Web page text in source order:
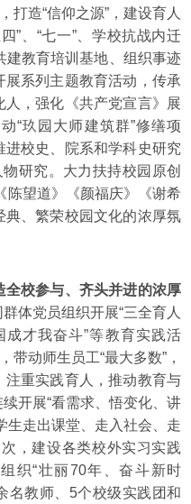
打造“信仰之源”，建设育人
”、“七一”、学校抗战内迁
建教育培训基地、组织事迹
系列主题教育活动，传承
，强化《共产党宣言》展
“玖园大师建筑群”修缮项
进校史、院系和学科史研究
研究。大力扶持校园原创
陈望道》《颜福庆》《谢希
、繁荣校园文化的浓厚氛
校参与、齐头并进的浓厚
体党员组织开展“三全育人
成才我奋斗”等教育实践活
带动师生员工“最大多数”，
重实践育人，推动教育与
开展“看需求、悟变化、讲
生走出课堂、走入社会、走
，建设各类校外实习实践
织“壮丽70年、奋斗新时
名教师、5个校级实践团和